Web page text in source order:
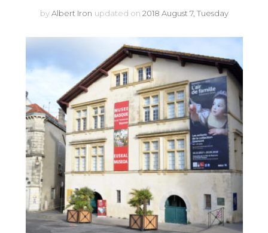
byAlbert Iron updated on 2018 August 7, Tuesday